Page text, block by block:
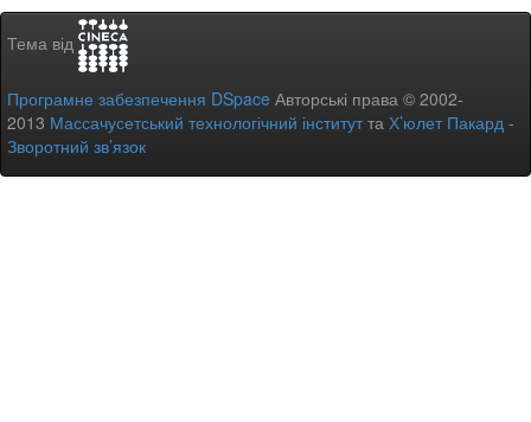
Тема від
Програмне забезпечення DSpace Авторські права © 2002-
2013 Массачусетський технологічний інститутта Х’юлет Пакард -
Зворотний зв’язок